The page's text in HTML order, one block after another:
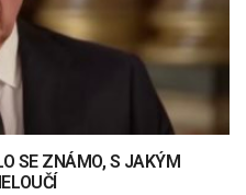
SE ZNÁMO, S JAKÝM